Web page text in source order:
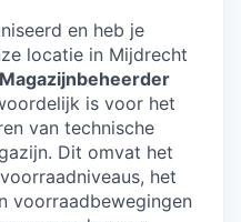
en heb je
locatie in Mijdrecht
is voor het
van technische
Dit omvat het
het
voorraadbewegingen